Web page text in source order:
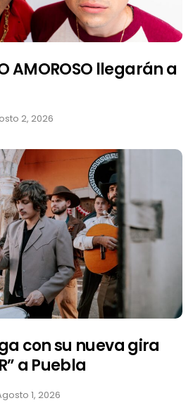
AMOROSO llegarán a
2, 2026
con su nueva gira
a Puebla
1, 2026